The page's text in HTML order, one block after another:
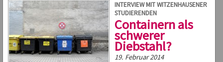
INTERVIEW MIT WITZENHAUSENER
STUDIERENDEN
Containern als
schwerer
Diebstahl?
19. Februar 2014